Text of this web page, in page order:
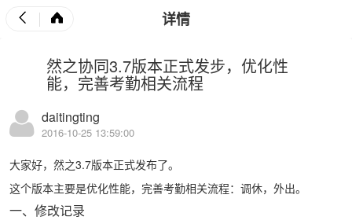
详情
然之协同3.7版本正式发步，优化性
能，完善考勤相关流程
daitingting
2016-10-25 13:59:00
大家好，然之3.7版本正式发布了。
这个版本主要是优化性能，完善考勤相关流程：调休，外出。
一、修改记录